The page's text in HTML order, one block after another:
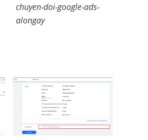
chuyen-doi-google-ads-
alongay